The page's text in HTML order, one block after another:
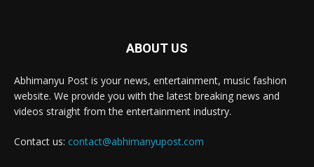
ABOUT US
Abhimanyu Post is your news, entertainment, music fashion
website. We provide you with the latest breaking news and
videos straight from the entertainment industry.
Contact us: contact@abhimanyupost.com